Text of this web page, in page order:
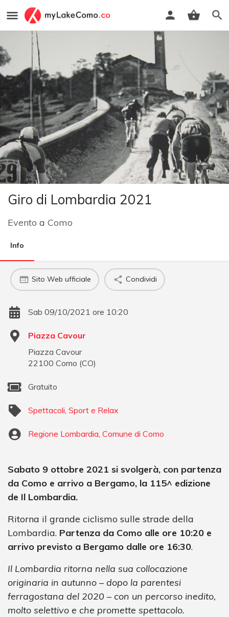
Giro di Lombardia 2021
Evento a Como
Info
Sito Web ufficiale Condividi
Sab 09/10/2021 ore 10:20
Piazza Cavour
Piazza Cavour
22100 Como (CO)
Gratuito
Spettacoli Sport e Relax
Regione Lombardia Comune di Como
Sabato 9 ottobre 2021 si svolgerà, con partenza
da Como e arrivo a Bergamo, la 115^ edizione
de Il Lombardia.
Ritorna il grande ciclismo sulle strade della
Lombardia. Partenza da Como alle ore 10:20 e
arrivo previsto a Bergamo dalle ore 16:30.
Il Lombardia ritorna nella sua collocazione
originaria in autunno – dopo la parentesi
ferragostana del 2020 – con un percorso inedito,
molto selettivo e che promette spettacolo.